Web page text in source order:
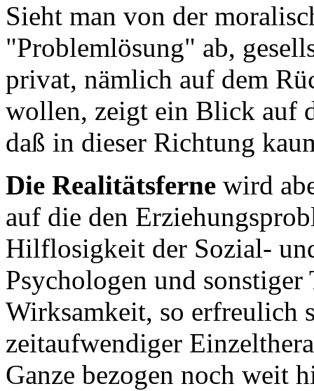
Sieht man von der
"Problemlösung" ab,
privat, nämlich auf dem
wollen, zeigt ein Blick auf
daß in dieser Richtung
Die Realitätsferne wird
auf die den
Hilflosigkeit der Sozial-
Psychologen und
Wirksamkeit, so erfreulich
zeitaufwendiger
Ganze bezogen noch weit